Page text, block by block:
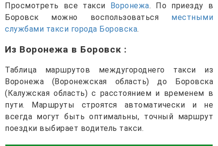
Просмотреть все такси Воронежа. По приезду в
Боровск можно воспользоваться местными
службами такси города Боровска.
Из Воронежа в Боровск :
Таблица маршрутов междугороднего такси из
Воронежа (Воронежская область) до Боровска
(Калужская область) с расстоянием и временем в
пути. Маршруты строятся автоматически и не
всегда могут быть оптимальны, точный маршрут
поездки выбирает водитель такси.